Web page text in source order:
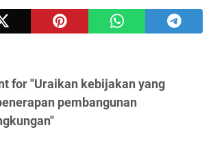
for "Uraikan kebijakan yang
pembangunan